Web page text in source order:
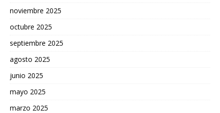
noviembre 2025
octubre 2025
septiembre 2025
agosto 2025
junio 2025
mayo 2025
marzo 2025